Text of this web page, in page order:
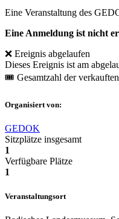
Eine Veranstaltung des
Eine Anmeldung ist nicht
❌ Ereignis abgelaufen
Dieses Ereignis ist am
🎟 Gesamtzahl der
Organisiert von:
GEDOK
Sitzplätze insgesamt
1
Verfügbare Plätze
1
Veranstaltungsort